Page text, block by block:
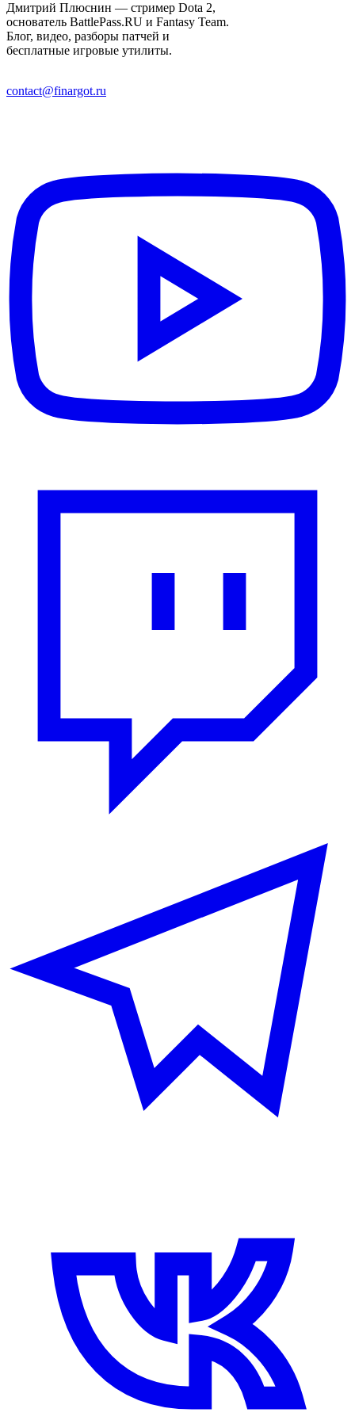
Дмитрий Плюснин — стример Dota 2,
основатель BattlePass.RU и Fantasy Team.
Блог, видео, разборы патчей и
бесплатные игровые утилиты.
contact@finargot.ru